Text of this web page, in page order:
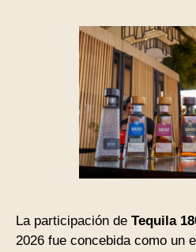
La participación de Tequila
2026 fue concebida como un